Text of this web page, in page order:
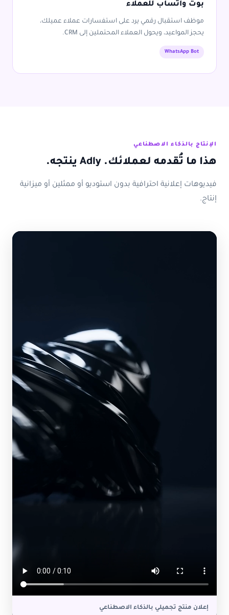
بوت واتساب للعملاء
موظف استقبال رقمي يرد على استفسارات عملاء عميلك،
يحجز المواعيد، ويحول العملاء المحتملين إلى CRM.
WhatsApp Bot
الإنتاج بالذكاء الاصطناعي
هذا ما تُقدمه لعملائك. Adly ينتجه.
فيديوهات إعلانية احترافية بدون استوديو أو ممثلين أو ميزانية
إنتاج.
إعلان منتج تجميلي بالذكاء الاصطناعي